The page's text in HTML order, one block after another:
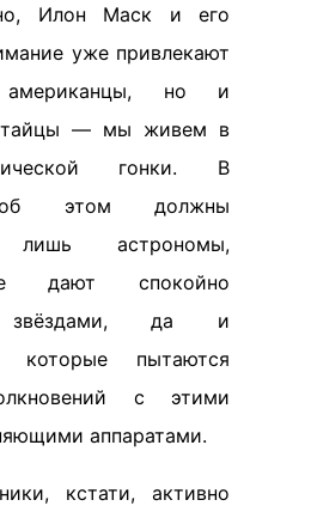
Илон Маск и его
уже привлекают
но и
— мы живем в
гонки. В
об этом должны
лишь астрономы,
дают спокойно
звёздами, да и
которые пытаются
с этими
аппаратами.
кстати, активно